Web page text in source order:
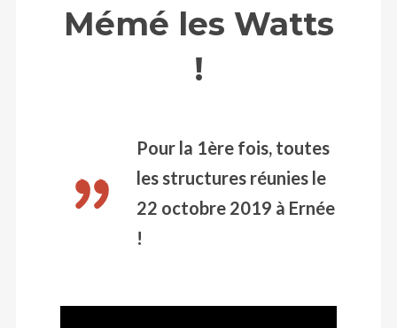
Mémé les Watts
!
Pour la 1ère fois, toutes
les structures réunies le
22 octobre 2019 à Ernée
!